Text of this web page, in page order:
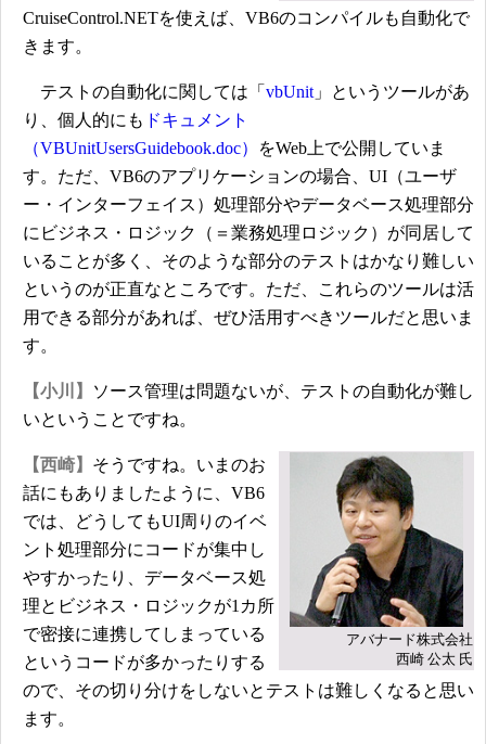
CruiseControl.NETを使えば、VB6のコンパイルも自動化で
きます。
テストの自動化に関しては「 vbUnit 」というツールがあ
り、個人的にも ドキュメント
（VBUnitUsersGuidebook.doc）
をWeb上で公開していま
す。ただ、VB6のアプリケーションの場合、UI（ユーザ
ー・インターフェイス）処理部分やデータベース処理部分
にビジネス・ロジック（＝業務処理ロジック）が同居して
いることが多く、そのような部分のテストはかなり難しい
というのが正直なところです。ただ、これらのツールは活
用できる部分があれば、ぜひ活用すべきツールだと思いま
す。
【小川】
ソース管理は問題ないが、テストの自動化が難し
いということですね。
アバナード株式会社
西崎 公太 氏
【西崎】 そうですね。いまのお
話にもありましたように、VB6
では、どうしてもUI周りのイベ
ント処理部分にコードが集中し
やすかったり、データベース処
理とビジネス・ロジックが1カ所
で密接に連携してしまっている
というコードが多かったりする
ので、その切り分けをしないとテストは難しくなると思い
ます。